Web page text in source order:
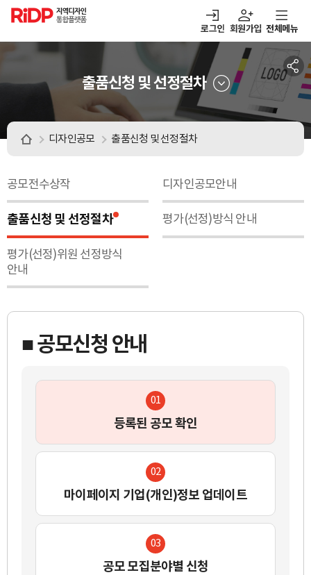
RiDP 지역디자인
통합플랫폼
로그인 회원가입
열기 알림마당
열기 아이디어뱅크
전체메뉴
출품신청 및 선정절차
디자인공모 출품신청 및 선정절차
공모전수상작 디자인공모안내
출품신청 및 선정절차 평가(선정)방식 안내
평가(선정)위원 선정방식
안내
■ 공모신청 안내
01
등록된 공모 확인
02
마이페이지 기업(개인)정보 업데이트
03
공모 모집분야별 신청